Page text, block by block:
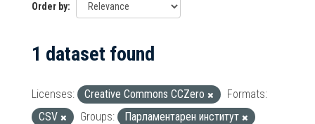
Order by
1 dataset found
Licenses: Creative Commons CCZero
Formats:
CSV
Groups:
Парламентарен институт